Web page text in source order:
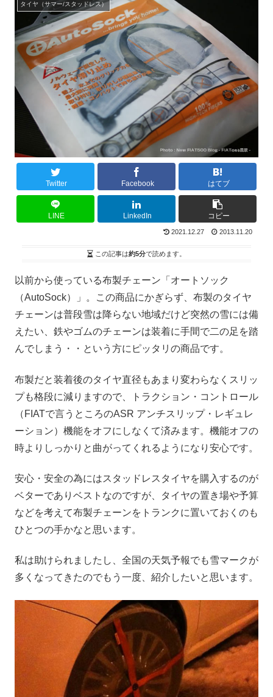
タイヤ（サマー/スタッドレス）
Twitter Facebook はてブ
LINE LinkedIn コピー
2021.12.27 2013.11.20
この記事は約5分で読めます。
以前から使っている布製チェーン「オートソック
（AutoSock）」。この商品にかぎらず、布製のタイヤ
チェーンは普段雪は降らない地域だけど突然の雪には備
えたい、鉄やゴムのチェーンは装着に手間で二の足を踏
んでしまう・・という方にピッタリの商品です。
布製だと装着後のタイヤ直径もあまり変わらなくスリッ
プも格段に減りますので、トラクション・コントロール
（FIATで言うところのASR アンチスリップ・レギュレ
ーション）機能をオフにしなくて済みます。機能オフの
時よりしっかりと曲がってくれるようになり安心です。
安心・安全の為にはスタッドレスタイヤを購入するのが
ベターでありベストなのですが、タイヤの置き場や予算
などを考えて布製チェーンをトランクに置いておくのも
ひとつの手かなと思います。
私は助けられましたし、全国の天気予報でも雪マークが
多くなってきたのでもう一度、紹介したいと思います。